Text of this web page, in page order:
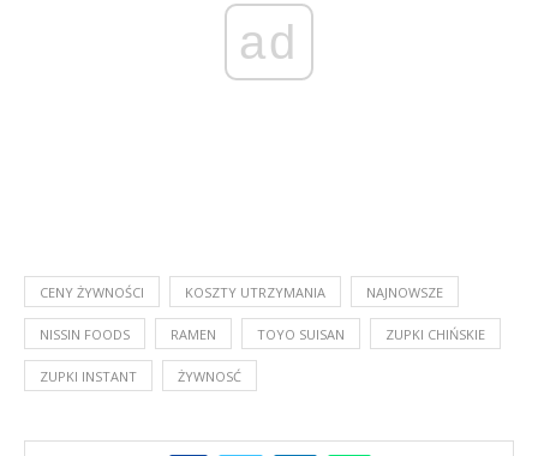
ad
CENY ŻYWNOŚCI KOSZTY UTRZYMANIA NAJNOWSZE
NISSIN FOODS RAMEN TOYO SUISAN ZUPKI CHIŃSKIE
ZUPKI INSTANT ŻYWNOSĆ